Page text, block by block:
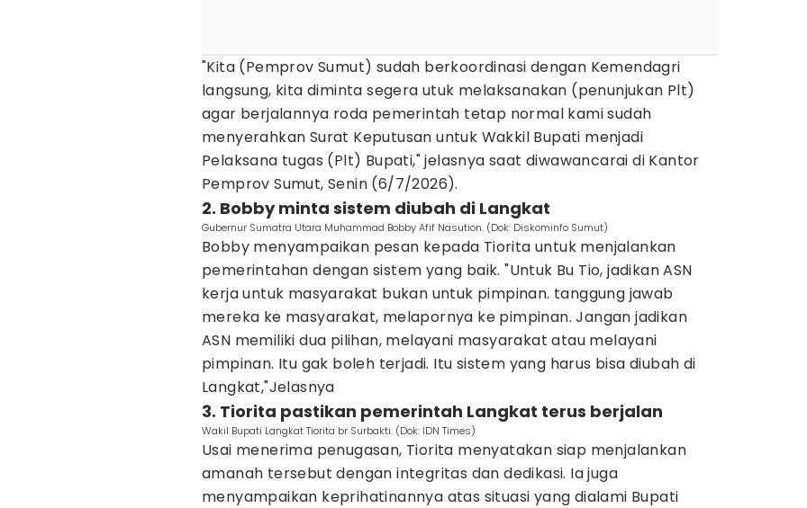
"Kita (Pemprov Sumut) sudah berkoordinasi dengan Kemendagri
langsung, kita diminta segera utuk melaksanakan (penunjukan Plt)
agar berjalannya roda pemerintah tetap normal kami sudah
menyerahkan Surat Keputusan untuk Wakkil Bupati menjadi
Pelaksana tugas (Plt) Bupati," jelasnya saat diwawancarai di Kantor
Pemprov Sumut, Senin (6/7/2026).
2. Bobby minta sistem diubah di Langkat
Gubernur Sumatra Utara Muhammad Bobby Afif Nasution. (Dok: Diskominfo Sumut)
Bobby menyampaikan pesan kepada Tiorita untuk menjalankan
pemerintahan dengan sistem yang baik. "Untuk Bu Tio, jadikan ASN
kerja untuk masyarakat bukan untuk pimpinan. tanggung jawab
mereka ke masyarakat, melapornya ke pimpinan. Jangan jadikan
ASN memiliki dua pilihan, melayani masyarakat atau melayani
pimpinan. Itu gak boleh terjadi. Itu sistem yang harus bisa diubah di
Langkat,"Jelasnya
3. Tiorita pastikan pemerintah Langkat terus berjalan
Wakil Bupati Langkat Tiorita br Surbakti. (Dok: IDN Times)
Usai menerima penugasan, Tiorita menyatakan siap menjalankan
amanah tersebut dengan integritas dan dedikasi. Ia juga
menyampaikan keprihatinannya atas situasi yang dialami Bupati